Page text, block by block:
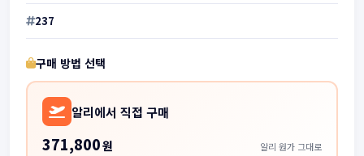
237
구매 방법 선택
알리에서 직접 구매
371,800원 알리 원가 그대로